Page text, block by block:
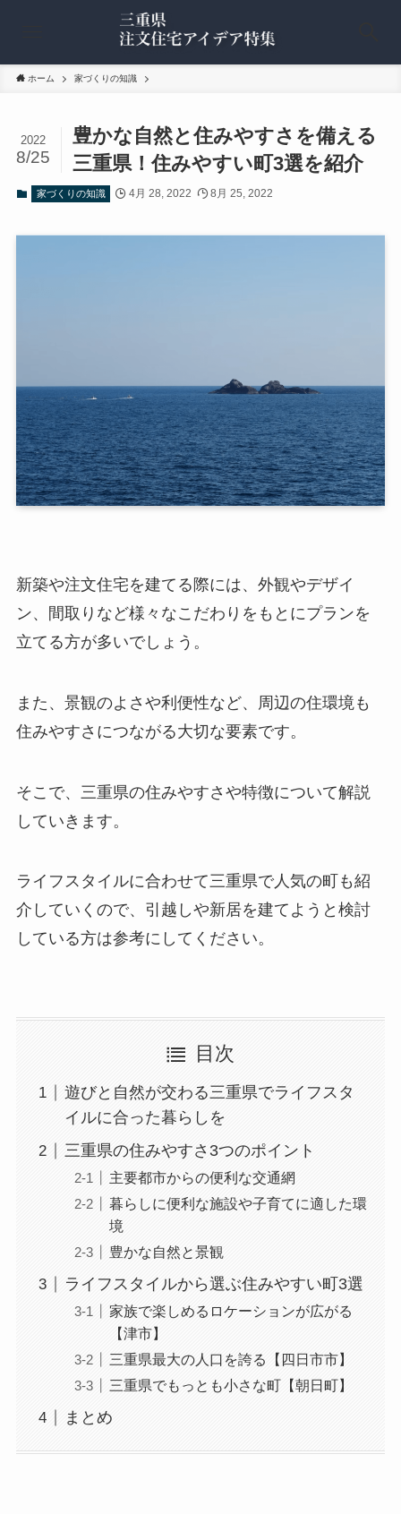
ホーム 家づくりの知識
豊かな自然と住みやすさを備える
三重県！住みやすい町3選を紹介
2022
8/25
家づくりの知識 4月 28, 2022 8月 25, 2022
新築や注文住宅を建てる際には、外観やデザイ
ン、間取りなど様々なこだわりをもとにプランを
立てる方が多いでしょう。
また、景観のよさや利便性など、周辺の住環境も
住みやすさにつながる大切な要素です。
そこで、三重県の住みやすさや特徴について解説
していきます。
ライフスタイルに合わせて三重県で人気の町も紹
介していくので、引越しや新居を建てようと検討
している方は参考にしてください。
目次
遊びと自然が交わる三重県でライフスタ
イルに合った暮らしを
三重県の住みやすさ3つのポイント
主要都市からの便利な交通網
暮らしに便利な施設や子育てに適した環
境
豊かな自然と景観
ライフスタイルから選ぶ住みやすい町3選
家族で楽しめるロケーションが広がる
【津市】
三重県最大の人口を誇る【四日市市】
三重県でもっとも小さな町【朝日町】
まとめ